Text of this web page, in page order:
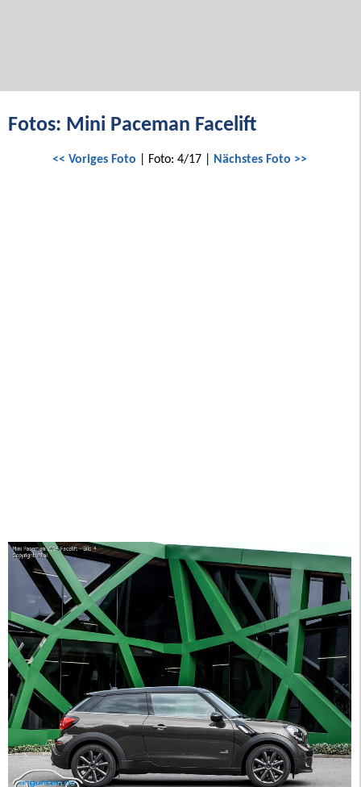
Fotos: Mini Paceman Facelift
<< Voriges Foto | Foto: 4/17 | Nächstes Foto >>